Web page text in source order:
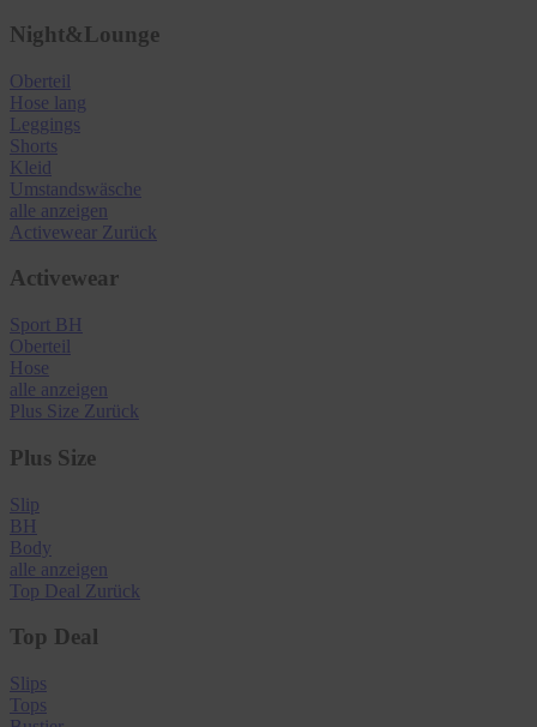
Night&Lounge
Oberteil
Hose lang
Leggings
Shorts
Kleid
Umstandswäsche
alle anzeigen
Activewear Zurück
Activewear
Sport BH
Oberteil
Hose
alle anzeigen
Plus Size Zurück
Plus Size
Slip
BH
Body
alle anzeigen
Top Deal Zurück
Top Deal
Slips
Tops